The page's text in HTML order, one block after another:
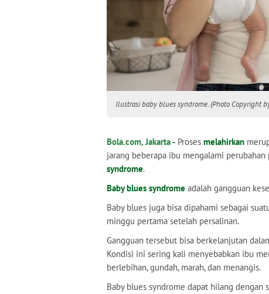
Ilustrasi baby blues syndrome. (Photo Copyright
Bola.com, Jakarta - Proses melahirkan
jarang beberapa ibu mengalami
syndrome.
Baby blues syndrome adalah gangguan
Baby blues juga bisa dipahami sebagai
minggu pertama setelah persalinan.
Gangguan tersebut bisa berkelanjutan
Kondisi ini sering kali menyebabkan ibu
berlebihan, gundah, marah, dan menangis.
Baby blues syndrome dapat hilang dengan